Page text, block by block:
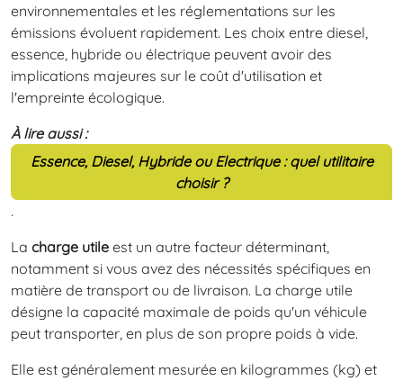
environnementales et les réglementations sur les
émissions évoluent rapidement. Les choix entre diesel,
essence, hybride ou électrique peuvent avoir des
implications majeures sur le coût d'utilisation et
l'empreinte écologique.
À lire aussi :
Essence, Diesel, Hybride ou Electrique : quel utilitaire
choisir ?
.
La charge utile est un autre facteur déterminant,
notamment si vous avez des nécessités spécifiques en
matière de transport ou de livraison. La charge utile
désigne la capacité maximale de poids qu'un véhicule
peut transporter, en plus de son propre poids à vide.
Elle est généralement mesurée en kilogrammes (kg) et